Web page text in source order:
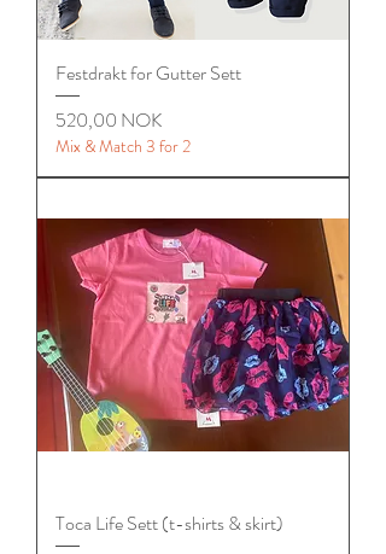
Festdrakt for Gutter Sett
Цена
520,00 NOK
Mix & Match 3 for 2
Toca Life Sett (t-shirts & skirt)